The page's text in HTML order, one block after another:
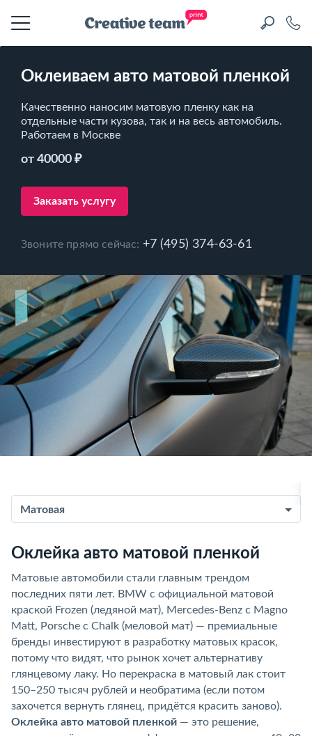
Оклеиваем авто матовой пленкой
Качественно наносим матовую пленку как на
отдельные части кузова, так и на весь автомобиль.
Работаем в Москве
от 40000 ₽
Заказать услугу
Звоните прямо сейчас: +7 (495) 374-63-61
Матовая
Оклейка авто матовой пленкой
Матовые автомобили стали главным трендом
последних пяти лет. BMW с официальной матовой
краской Frozen (ледяной мат), Mercedes-Benz с Magno
Matt, Porsche с Chalk (меловой мат) — премиальные
бренды инвестируют в разработку матовых красок,
потому что видят, что рынок хочет альтернативу
глянцевому лаку. Но перекраска в матовый лак стоит
150–250 тысяч рублей и необратима (если потом
захочется вернуть глянец, придётся красить заново).
Оклейка авто матовой пленкой — это решение,